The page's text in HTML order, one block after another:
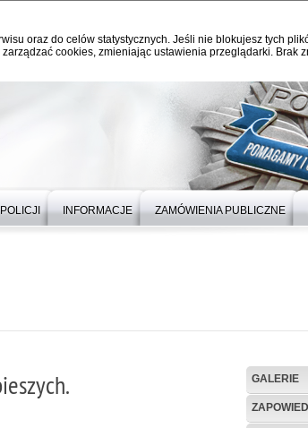
oraz do celów statystycznych. Jeśli nie blokujesz tych
cookies, zmieniając ustawienia przeglądarki. Brak
INFORMACJE ZAMÓWIENIA PUBLICZNE
GALERIE